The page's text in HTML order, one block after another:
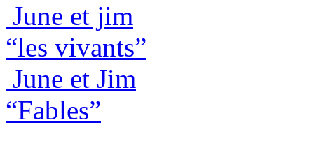
June et jim
“les vivants”
June et Jim
“Fables”